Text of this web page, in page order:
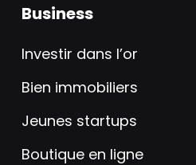
Business
Investir dans l’or
Bien immobiliers
Jeunes startups
Boutique en ligne